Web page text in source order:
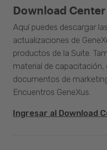
Download Center
Aquí puedes descargar
actualizaciones de
productos de la Suite.
material de
documentos de
Encuentros GeneXus.
Ingresar al Download